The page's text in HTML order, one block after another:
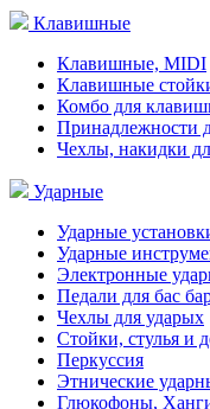
Клавишные
Клавишные, MIDI
Клавишные
Комбо для
Принадлежности
Чехлы, накидки
Ударные
Ударные
Ударные
Электронные
Педали для бас
Чехлы для ударых
Стойки, стулья и
Перкуссия
Этнические
Глюкофоны,